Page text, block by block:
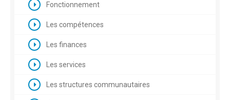
Fonctionnement
Les compétences
Les finances
Les services
Les structures communautaires